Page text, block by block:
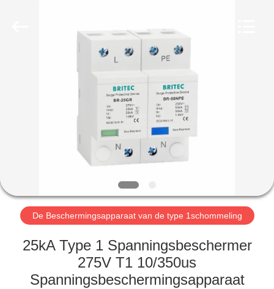
PRODUCTEN
FABRIEKSREIS
KWALITEITSCONTROLE
CONTACTEER
De Beschermingsapparaat van de type 1schommeling
25kA Type 1 Spanningsbeschermer
275V T1 10/350us
Spanningsbeschermingsapparaat